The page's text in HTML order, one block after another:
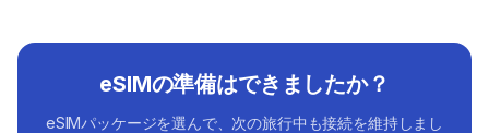
eSIMの準備はできましたか？
eSIMパッケージを選んで、次の旅行中も接続を維持しまし